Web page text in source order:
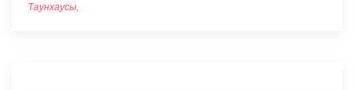
Таунхаусы,